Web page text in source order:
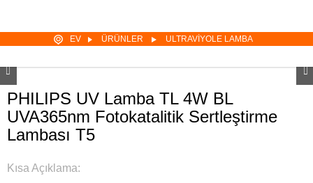
EV ÜRÜNLER ULTRAVIYOLE LAMBA
PHILIPS UV Lamba TL 4W BL
UVA365nm Fotokatalitik Sertleştirme
Lambası T5
Kısa Açıklama: